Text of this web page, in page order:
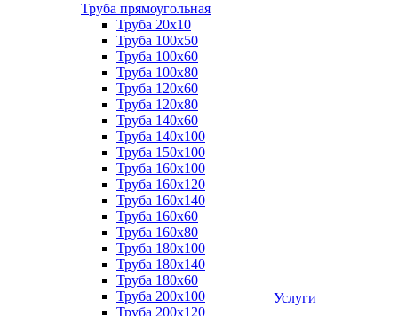
Труба прямоугольная
Труба 20x10
Труба 100x50
Труба 100x60
Труба 100x80
Труба 120x60
Труба 120x80
Труба 140x60
Труба 140x100
Труба 150x100
Труба 160x100
Труба 160x120
Труба 160x140
Труба 160x60
Труба 160x80
Труба 180x100
Труба 180x140
Труба 180x60
Труба 200x100
Труба 200x120
Услуги